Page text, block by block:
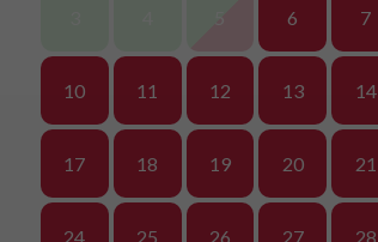
6 7
10 11 12 13 14
17 18 19 20 21
24 25 26 27 28